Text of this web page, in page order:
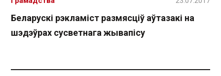
Беларускі рэкламіст размясціў аўтазакі на
шэдэўрах сусветнага жывапісу